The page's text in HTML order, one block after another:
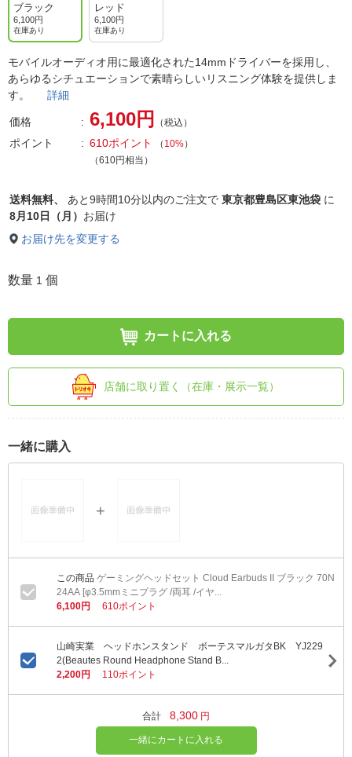
ブラック
6,100円
在庫あり
レッド
6,100円
在庫あり
モバイルオーディオ用に最適化された14mmドライバーを採用し、
あらゆるシチュエーションで素晴らしいリスニング体験を提供しま
す。 詳細
価格 6,100円 （税込）
ポイント 610ポイント （ 10%）
（610円相当）
送料無料、 あと9時間10分以内のご注文で 東京都豊島区東池袋 に
8月10日（月） お届け
お届け先を変更する
数量 1 個
カートに入れる
店舗に取り置く（在庫・展示一覧）
一緒に購入
ゲーミングヘッドセット Cloud Earbuds II ブラック 70N
24AA [φ3.5mmミニプラグ /両耳 /イヤ...
6,100円
610ポイント
山崎実業 ヘッドホンスタンド ボーテスマルガタBK YJ229
2(Beautes Round Headphone Stand B...
2,200円
110ポイント
合計 8,300 円
一緒にカートに入れる